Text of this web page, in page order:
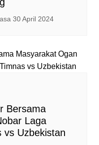
30 April 2024
Bersama
Laga
vs Uzbekistan